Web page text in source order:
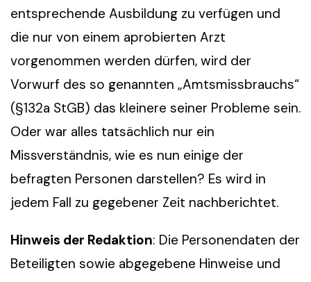
entsprechende Ausbildung zu verfügen und
die nur von einem aprobierten Arzt
vorgenommen werden dürfen, wird der
Vorwurf des so genannten „Amtsmissbrauchs“
(§132a StGB) das kleinere seiner Probleme sein.
Oder war alles tatsächlich nur ein
Missverständnis, wie es nun einige der
befragten Personen darstellen? Es wird in
jedem Fall zu gegebener Zeit nachberichtet.
Hinweis der Redaktion: Die Personendaten der
Beteiligten sowie abgegebene Hinweise und